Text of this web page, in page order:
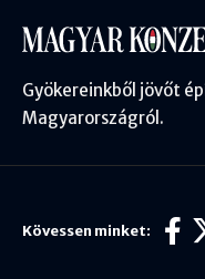
Gyökereinkből jövőt
Magyarországról.
Kövessen minket: